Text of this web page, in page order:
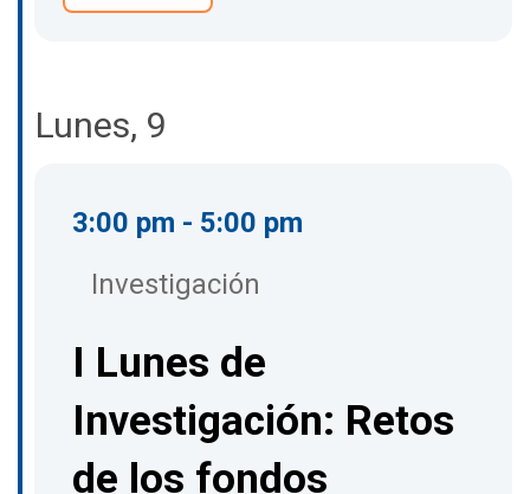
Lunes, 9
3:00 pm - 5:00 pm
Investigación
I Lunes de
Investigación: Retos
de los fondos